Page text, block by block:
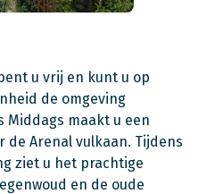
u vrij en kunt u op
de omgeving
Middags maakt u een
de Arenal vulkaan. Tijdens
ziet u het prachtige
en de oude